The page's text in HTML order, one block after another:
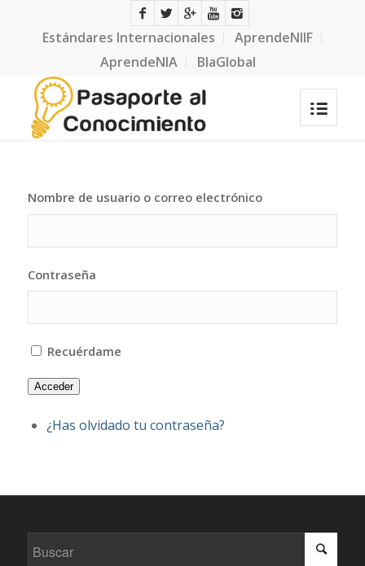
Estándares Internacionales
AprendeNIIF
AprendeNIA
BlaGlobal
Nombre de usuario o correo electrónico
Contraseña
Recuérdame
Acceder
¿Has olvidado tu contraseña?